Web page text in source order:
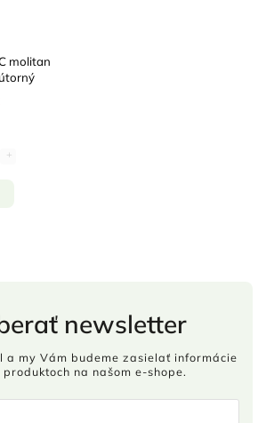
molitan
newsletter
a my Vám budeme zasielať informácie
produktoch na našom e-shope.